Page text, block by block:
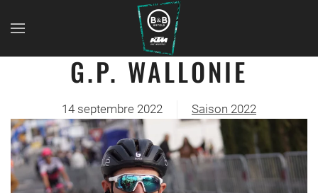
G.P. WALLONIE
14 septembre 2022 Saison 2022